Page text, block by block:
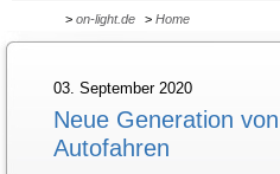
> on-light.de > Home
03. September 2020
Neue Generation
Autofahren